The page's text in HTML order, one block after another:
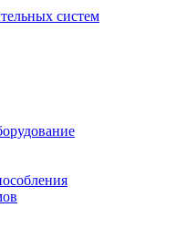
систем